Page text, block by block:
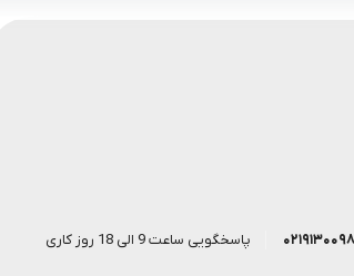
پاسخگویی ساعت 9 الی 18 روز کاری